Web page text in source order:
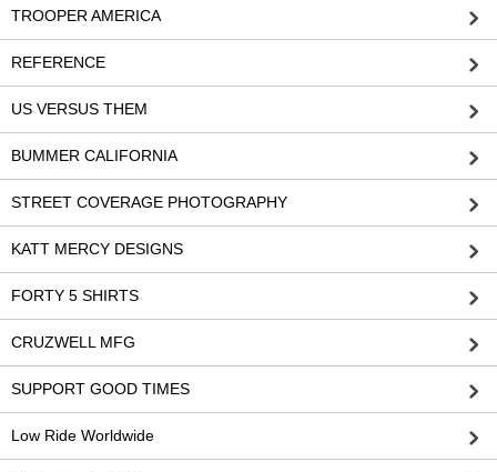
TROOPER AMERICA
REFERENCE
US VERSUS THEM
BUMMER CALIFORNIA
STREET COVERAGE PHOTOGRAPHY
KATT MERCY DESIGNS
FORTY 5 SHIRTS
CRUZWELL MFG
SUPPORT GOOD TIMES
Low Ride Worldwide